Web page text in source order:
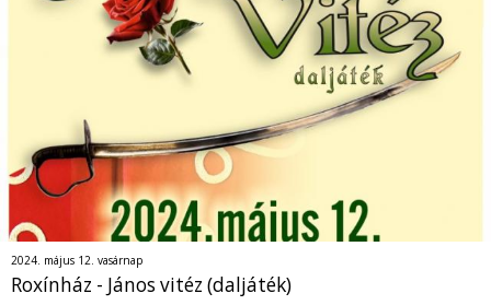
2024. május 12. vasárnap
Roxínház - János vitéz (daljáték)